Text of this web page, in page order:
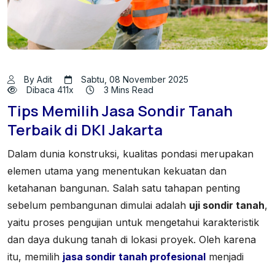
By Adit
Sabtu, 08 November 2025
Dibaca 411x
3 Mins Read
Tips Memilih Jasa Sondir Tanah
Terbaik di DKI Jakarta
Dalam dunia konstruksi, kualitas pondasi merupakan
elemen utama yang menentukan kekuatan dan
ketahanan bangunan. Salah satu tahapan penting
sebelum pembangunan dimulai adalah uji sondir tanah,
yaitu proses pengujian untuk mengetahui karakteristik
dan daya dukung tanah di lokasi proyek. Oleh karena
itu, memilih jasa sondir tanah profesional menjadi